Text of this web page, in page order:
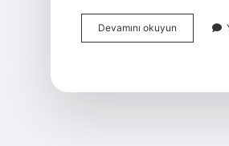
Devamını okuyun Dünyanın
En